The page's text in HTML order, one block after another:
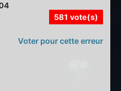
581 vote(s)
Voter pour cette erreur